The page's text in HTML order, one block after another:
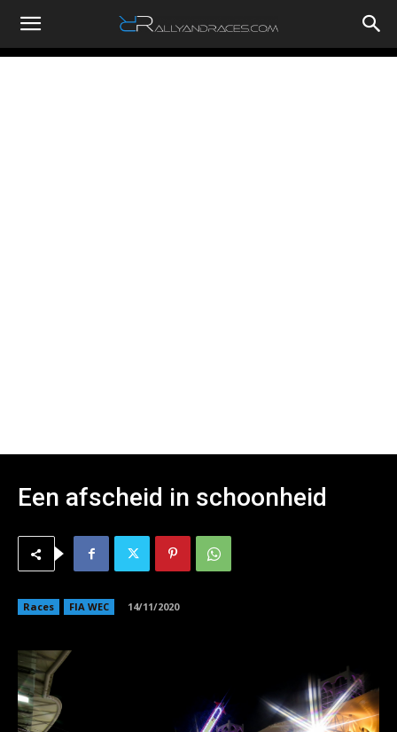
RallyandRaces.com
Een afscheid in schoonheid
Races FIA WEC 14/11/2020